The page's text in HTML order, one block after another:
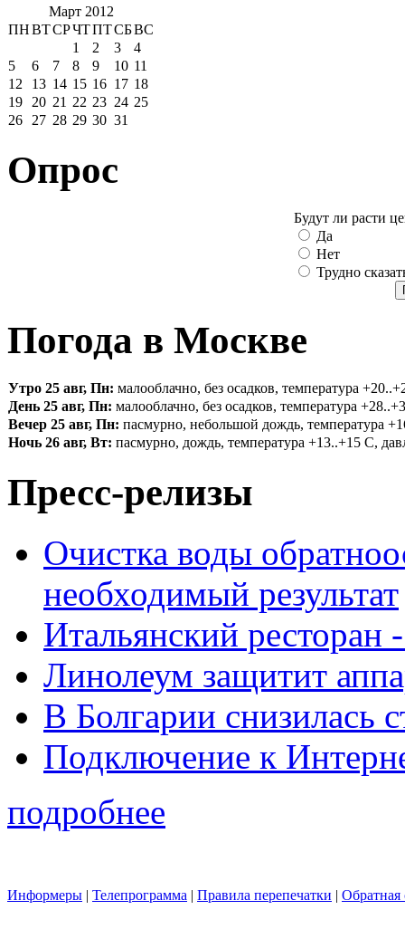
Март 2012
ПНВТСРЧТПТСБВС
1
2 3
4
5
6 7 8 9 10 11
12
13 14 15 16 17 18
19
20 21 22 23 24 25
26
27 28 29 30 31
Опрос
Будут ли расти
Да
Нет
Трудно
Погода в Москве
Утро 25 авг, Пн: малооблачно, без осадков, температура
День 25 авг, Пн: малооблачно, без осадков, температура
Вечер 25 авг, Пн: пасмурно, небольшой дождь, температура
Ночь 26 авг, Вт: пасмурно, дождь, температура +13..+15 С,
Пресс-релизы
Очистка воды
необходимый результат
Итальянский
Линолеум защитит
В Болгарии снизилась
Подключение к
подробнее
Информеры | Телепрограмма | Правила перепечатки | Обратная